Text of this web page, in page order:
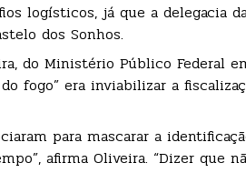
logísticos, já que a delegacia
dos Sonhos.
do Ministério Público Federal
fogo” era inviabilizar a
para mascarar a
afirma Oliveira. “Dizer que